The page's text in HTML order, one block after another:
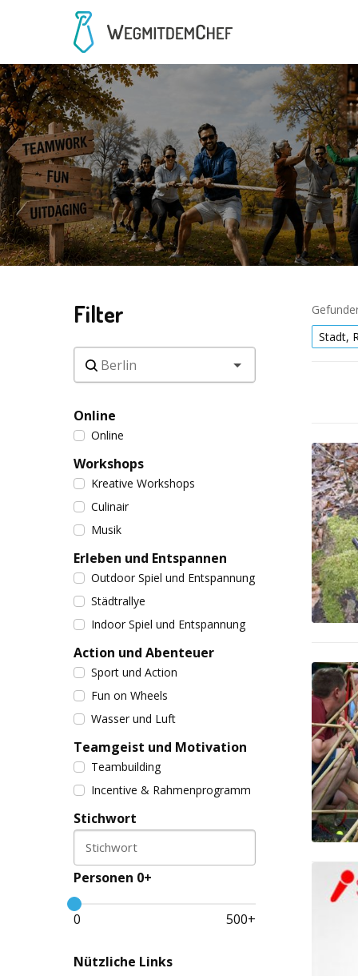
Filter
Online
Online
Workshops
Kreative Workshops
Culinair
Musik
Erleben und Entspannen
Outdoor Spiel und Entspannung
Städtrallye
Indoor Spiel und Entspannung
Action und Abenteuer
Sport und Action
Fun on Wheels
Wasser und Luft
Teamgeist und Motivation
Teambuilding
Incentive & Rahmenprogramm
Stichwort
Stichwort
Personen 0+
0 500+
Nützliche Links
Stadt,